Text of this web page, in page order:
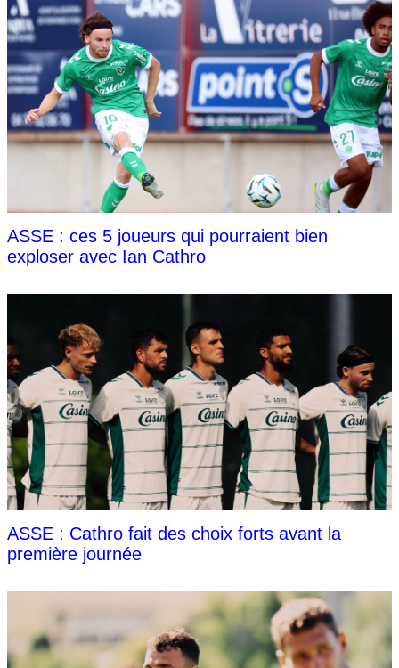
ASSE : ces 5 joueurs qui pourraient bien
exploser avec Ian Cathro
ASSE : Cathro fait des choix forts avant la
première journée